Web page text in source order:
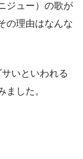
ジュー）の歌が
の理由はなんな
いといわれる
ました。